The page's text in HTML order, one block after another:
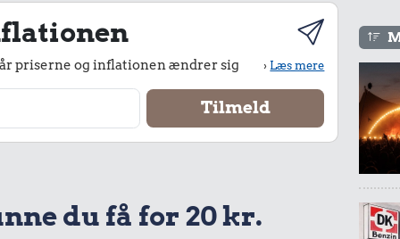
priserne og inflationen ændrer sig ›Læs mere
du få for 20 kr.